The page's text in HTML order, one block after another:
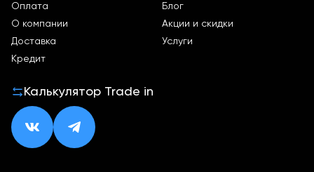
Оплата
О компании
Доставка
Кредит
Блог
Акции и скидки
Услуги
Калькулятор Trade in